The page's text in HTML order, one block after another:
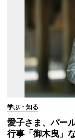
学ぶ・知る
愛子さま、パー
行事「御木曳」